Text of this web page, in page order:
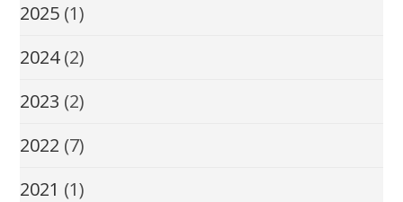
2025 (1)
2024(2)
2023 (2)
2022 (7)
2021 (1)